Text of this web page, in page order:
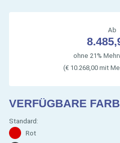
Ab
ohne 21%
(€ 10.268,00 mit
VERFÜGBARE
Standard:
Rot